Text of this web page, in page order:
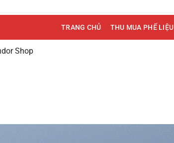
TRANG CHỦ THU MUA PHẾ LIỆU
Shop